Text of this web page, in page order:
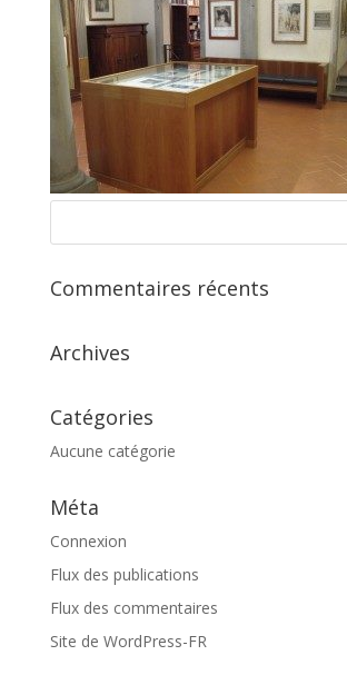
Commentaires récents
Archives
Catégories
Aucune catégorie
Méta
Connexion
Flux des publications
Flux des commentaires
Site de WordPress-FR